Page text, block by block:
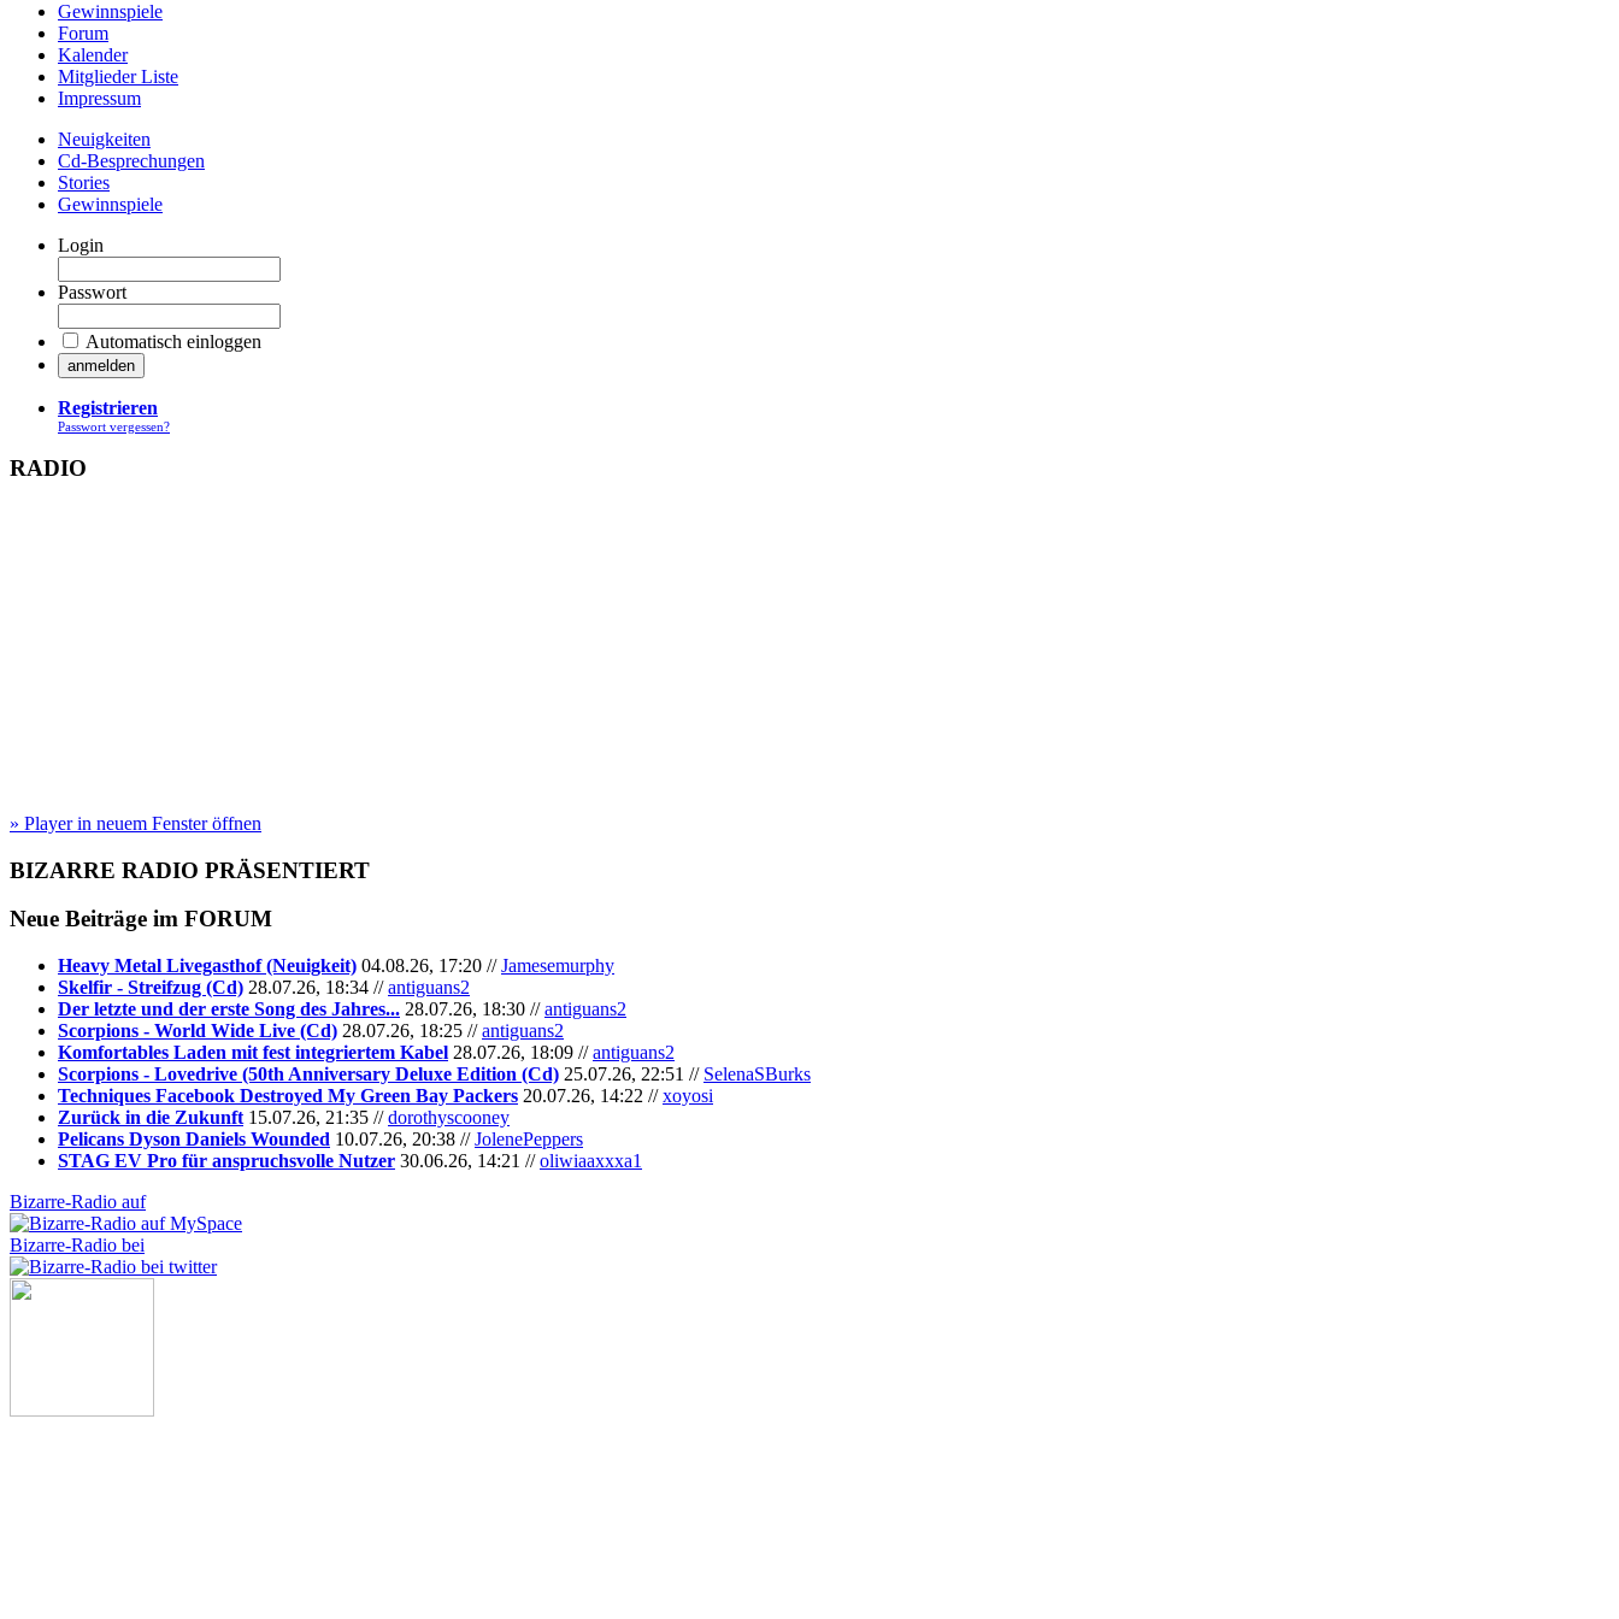
Gewinnspiele
Forum
Kalender
Mitglieder Liste
Impressum
Neuigkeiten
Cd-Besprechungen
Stories
Gewinnspiele
Login
Passwort
Automatisch einloggen
Registrieren
Passwort vergessen?
RADIO
» Player in neuem Fenster öffnen
BIZARRE RADIO PRÄSENTIERT
Neue Beiträge im FORUM
Heavy Metal Livegasthof (Neuigkeit) 04.08.26, 17:20 //Jamesemurphy
Skelfir - Streifzug (Cd) 28.07.26, 18:34 //antiguans2
Der letzte und der erste Song des Jahres... 28.07.26, 18:30 //antiguans2
Scorpions - World Wide Live (Cd) 28.07.26, 18:25 //antiguans2
Komfortables Laden mit fest integriertem Kabel 28.07.26, 18:09 //antiguans2
Scorpions - Lovedrive (50th Anniversary Deluxe Edition (Cd) 25.07.26, 22:51 // SelenaSBurks
Techniques Facebook Destroyed My Green Bay Packers 20.07.26, 14:22 //xoyosi
Zurück in die Zukunft 15.07.26, 21:35 //dorothyscooney
Pelicans Dyson Daniels Wounded 10.07.26, 20:38 //JolenePeppers
STAG EV Pro für anspruchsvolle Nutzer 30.06.26, 14:21 //oliwiaaxxxa1
Bizarre-Radio auf
Bizarre-Radio bei